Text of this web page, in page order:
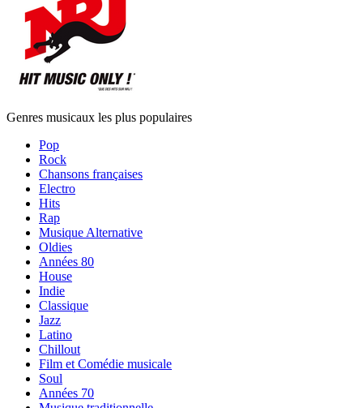
Genres musicaux les plus populaires
Pop
Rock
Chansons françaises
Electro
Hits
Rap
Musique Alternative
Oldies
Années 80
House
Indie
Classique
Jazz
Latino
Chillout
Film et Comédie musicale
Soul
Années 70